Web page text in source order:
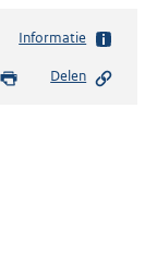
Informatie
Delen